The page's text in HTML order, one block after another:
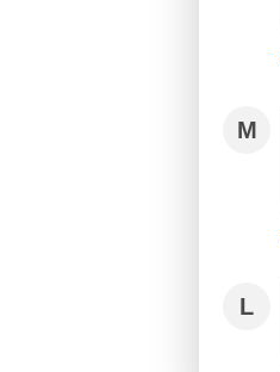
M
L